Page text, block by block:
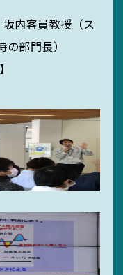
内客員教授（ス
部門長）